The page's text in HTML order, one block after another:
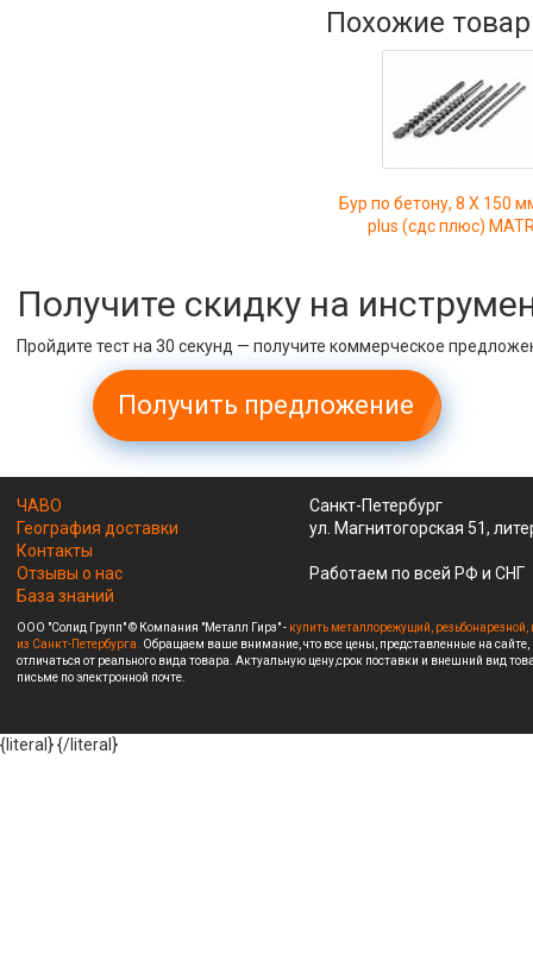
Похожие
Бур по бетону, 8 X 150
plus (сдс плюс)
Получите скидку на
Пройдите тест на 30 секунд — получите коммерческое
Получить предложение
ЧАВО
География доставки
Контакты
Отзывы о нас
База знаний
Санкт-Петербург
ул. Магнитогорская 51,
Работаем по всей РФ и СНГ
ООО "Солид Групп" © Компания "Металл Гирз" - купить металлорежущий,
из Санкт-Петербурга. Обращаем ваше внимание, что все цены, представленные на
отличаться от реального вида товара. Актуальную цену,срок поставки и внешний вид
письме по электронной почте.
{literal}{/literal}